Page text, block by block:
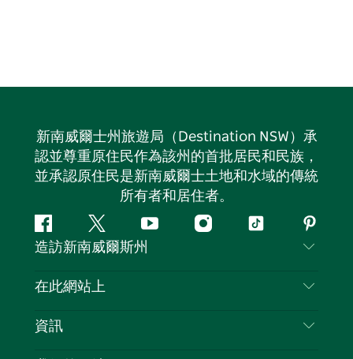
新南威爾士州旅遊局（Destination NSW）承
認並尊重原住民作為該州的首批居民和民族，
並承認原住民是新南威爾士土地和水域的傳統
所有者和居住者。
Facebook嘰
嘰
喳
Youtube Instagram
抖
造訪新南威爾斯州
聯絡我們
隱私
在此網站上
目的地
資訊